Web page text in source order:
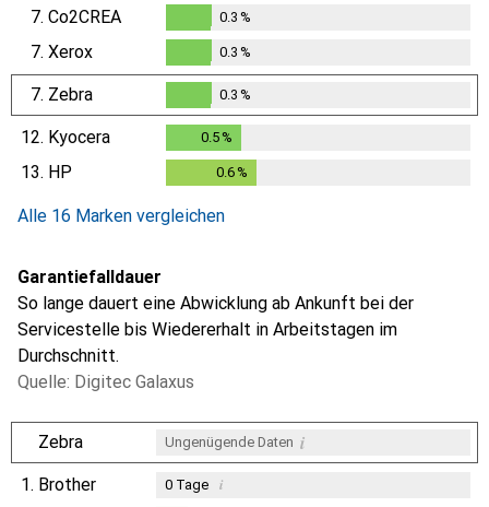
7. Co2CREA
0.3%
0.3 %
7. Xerox
0.3%
0.3 %
7. Zebra
0.3%
0.3 %
12. Kyocera 0.5 %
13. HP 0.6 %
Alle 16 Marken vergleichen
Garantiefalldauer
So lange dauert eine Abwicklung ab Ankunft bei der
Servicestelle bis Wiedererhalt in Arbeitstagen im
Durchschnitt.
Quelle: Digitec Galaxus
Zebra Ungenügende Daten i
1. Brother 0Tage i